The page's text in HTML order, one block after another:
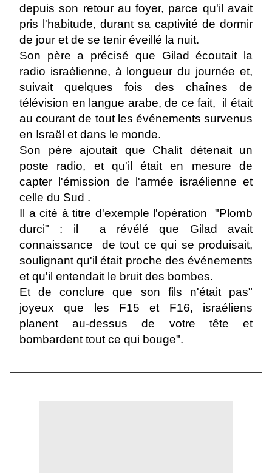
depuis son retour au foyer, parce qu'il avait
pris l'habitude, durant sa captivité de dormir
de jour et de se tenir éveillé la nuit.
Son père a précisé que Gilad écoutait la
radio israélienne, à longueur du journée et,
suivait quelques fois des chaînes de
télévision en langue arabe, de ce fait, il était
au courant de tout les événements survenus
en Israël et dans le monde.
Son père ajoutait que Chalit détenait un
poste radio, et qu'il était en mesure de
capter l'émission de l'armée israélienne et
celle du Sud .
Il a cité à titre d'exemple l'opération "Plomb
durci" : il a révélé que Gilad avait
connaissance de tout ce qui se produisait,
soulignant qu'il était proche des événements
et qu'il entendait le bruit des bombes.
Et de conclure que son fils n'était pas"
joyeux que les F15 et F16, israéliens
planent au-dessus de votre tête et
bombardent tout ce qui bouge".